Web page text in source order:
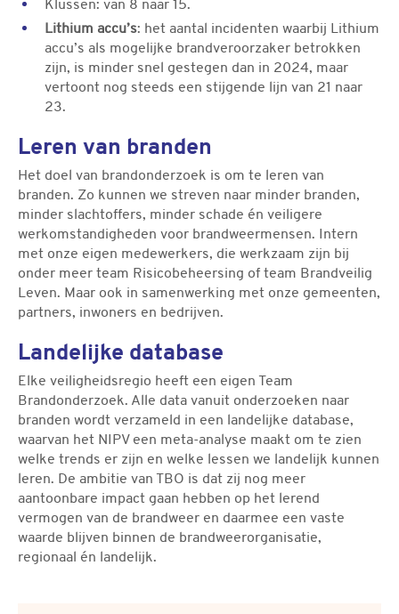
Klussen: van 8 naar 15.
Lithium accu’s: het aantal incidenten waarbij Lithium
accu’s als mogelijke brandveroorzaker betrokken
zijn, is minder snel gestegen dan in 2024, maar
vertoont nog steeds een stijgende lijn van 21 naar
23.
Leren van branden
Het doel van brandonderzoek is om te leren van
branden. Zo kunnen we streven naar minder branden,
minder slachtoffers, minder schade én veiligere
werkomstandigheden voor brandweermensen. Intern
met onze eigen medewerkers, die werkzaam zijn bij
onder meer team Risicobeheersing of team Brandveilig
Leven. Maar ook in samenwerking met onze gemeenten,
partners, inwoners en bedrijven.
Landelijke database
Elke veiligheidsregio heeft een eigen Team
Brandonderzoek. Alle data vanuit onderzoeken naar
branden wordt verzameld in een landelijke database,
waarvan het NIPV een meta-analyse maakt om te zien
welke trends er zijn en welke lessen we landelijk kunnen
leren. De ambitie van TBO is dat zij nog meer
aantoonbare impact gaan hebben op het lerend
vermogen van de brandweer en daarmee een vaste
waarde blijven binnen de brandweerorganisatie,
regionaal én landelijk.